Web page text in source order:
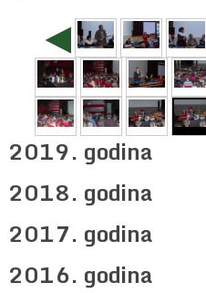
◄
2019. godina
2018. godina
2017. godina
2016. godina